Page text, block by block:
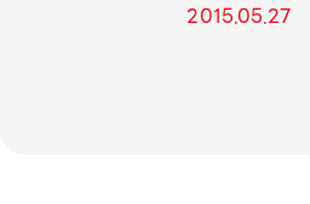
2015.05.27